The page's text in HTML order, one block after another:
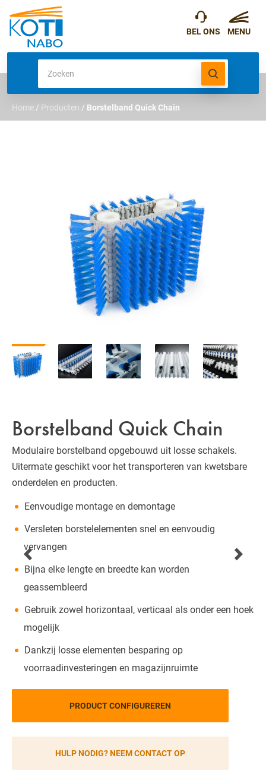
Home / Producten / Borstelband Quick Chain
Borstelband Quick Chain
Modulaire borstelband opgebouwd uit losse schakels.
Uitermate geschikt voor het transporteren van kwetsbare
onderdelen en producten.
Eenvoudige montage en demontage
Versleten borstelelementen snel en eenvoudig
vervangen
Bijna elke lengte en breedte kan worden
geassembleerd
Gebruik zowel horizontaal, verticaal als onder een hoek
mogelijk
Dankzij losse elementen besparing op
voorraadinvesteringen en magazijnruimte
PRODUCT CONFIGUREREN
HULP NODIG? NEEM CONTACT OP